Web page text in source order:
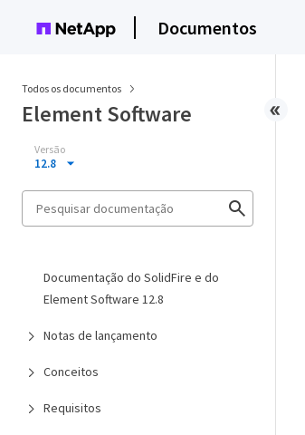
Documentos
Todos os documentos
Element Software
Versão
12.8
Documentação do SolidFire e do
Element Software 12.8
Notas de lançamento
Conceitos
Requisitos